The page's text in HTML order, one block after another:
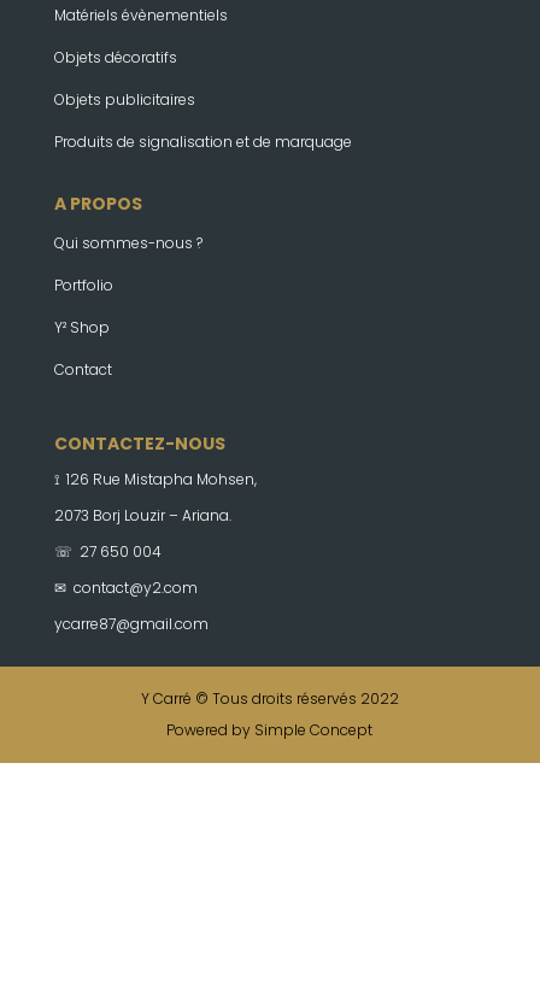
Matériels évènementiels
Objets décoratifs
Objets publicitaires
Produits de signalisation et de marquage
A PROPOS
Qui sommes-nous ?
Portfolio
Y² Shop
Contact
CONTACTEZ-NOUS
⟟ 126 Rue Mistapha Mohsen,
2073 Borj Louzir – Ariana.
☏ 27 650 004
✉ contact@y2.com
ycarre87@gmail.com
Y Carré © Tous droits réservés 2022
Powered by Simple Concept